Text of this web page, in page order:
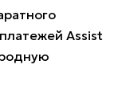
Assist